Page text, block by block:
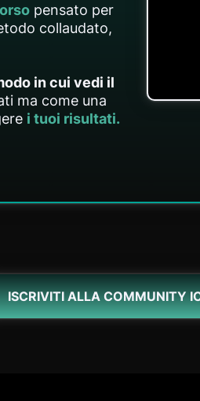
pensato per
collaudato,
in cui vedi il
ma come una
i tuoi risultati.
ISCRIVITI ALLA COMMUNITY